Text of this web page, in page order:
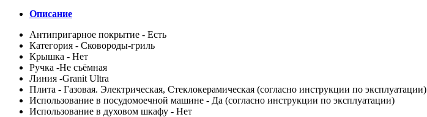
Описание
Антипригарное покрытие - Есть
Категория - Сковороды-гриль
Крышка - Нет
Ручка -Не съёмная
Линия -Granit Ultra
Плита - Газовая. Электрическая, Стеклокерамическая (согласно инструкции по эксплуатации)
Использование в посудомоечной машине - Да (согласно инструкции по эксплуатации)
Использование в духовом шкафу - Нет